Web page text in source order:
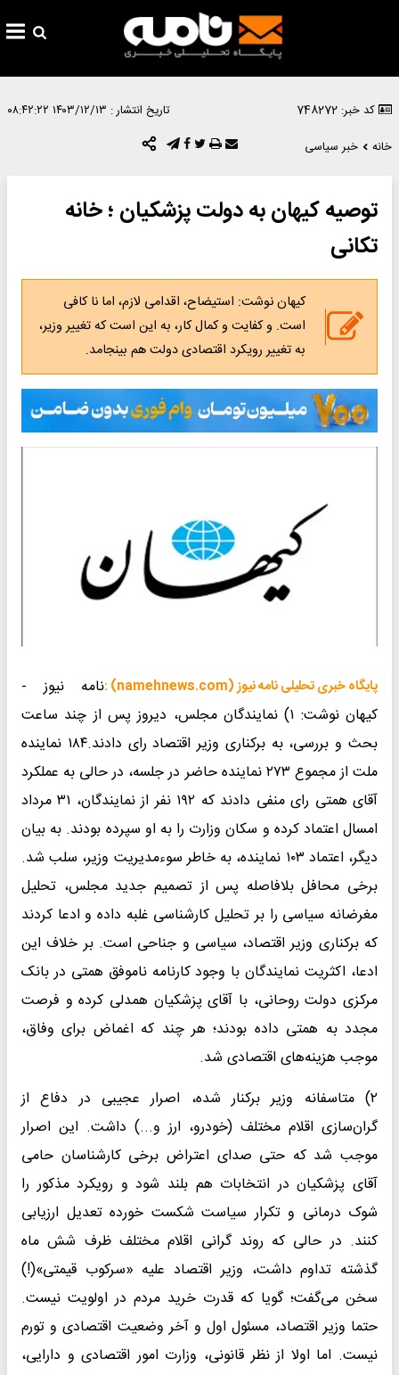
کد خبر: 748272 تاریخ انتشار : ۱۴۰۳/۱۲/۱۳ ۰۸:۴۲:۲۲
خانه
خبر سیاسی
توصیه کیهان به دولت پزشکیان ؛ خانه
تکانی
کیهان نوشت: استیضاح، اقدامی لازم، اما نا کافی
است. و کفایت و کمال کار، به این است که تغییر وزیر،
به تغییر رویکرد اقتصادی دولت هم بینجامد.
پایگاه خبری تحلیلی نامه نیوز (namehnews.com) :
نامه نیوز -
کیهان نوشت: ۱) نمایندگان مجلس، دیروز پس از چند ساعت
بحث و بررسی، به برکناری وزیر اقتصاد رای دادند.۱۸۴ نماینده
ملت از مجموع ۲۷۳ نماینده حاضر در جلسه، در حالی به عملکرد
آقای همتی رای منفی دادند که ۱۹۲ نفر از نمایندگان‌، ۳۱ مرداد
امسال اعتماد کرده و سکان وزارت را به او سپرده بودند. به بیان
دیگر، اعتماد ۱۰۳ نماینده، به خاطر سوءمدیریت وزیر، سلب شد.
برخی محافل بلافاصله پس از تصمیم جدید مجلس، تحلیل
مغرضانه سیاسی را بر تحلیل کارشناسی غلبه داده و ادعا کردند
که برکناری وزیر اقتصاد، سیاسی و جناحی است. بر خلاف این
ادعا، اکثریت نمایندگان با وجود کارنامه ناموفق همتی در بانک
مرکزی دولت روحانی، با آقای پزشکیان همدلی کرده و فرصت
مجدد به همتی داده بودند؛ هر چند که اغماض برای وفاق،
موجب هزینه‌های اقتصادی شد.
۲) متاسفانه وزیر برکنار شده، اصرار عجیبی در دفاع از
گران‌سازی اقلام مختلف (خودرو، ارز و...) داشت. این اصرار
موجب شد که حتی صدای اعتراض برخی کارشناسان حامی
آقای پزشکیان در انتخابات هم بلند شود و رویکرد مذکور را
شوک درمانی و تکرار سیاست شکست خورده تعدیل ارزیابی
کنند. در حالی که روند گرانی اقلام مختلف ظرف شش ماه
گذشته تداوم داشت، وزیر اقتصاد علیه «سرکوب قیمتی»(!)
سخن می‌گفت؛ گویا که قدرت خرید مردم در اولویت نیست.
حتما وزیر اقتصاد، مسئول اول و آخر وضعیت اقتصادی و تورم
نیست. اما اولا از نظر قانونی، وزارت امور اقتصادی و دارایی،